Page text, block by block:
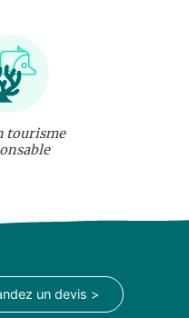
tourisme
un devis >